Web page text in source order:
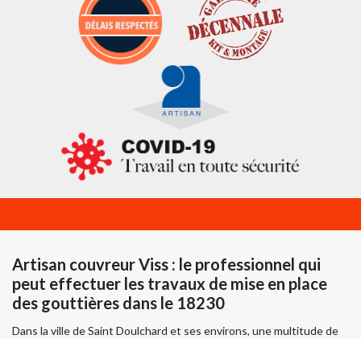
Artisan couvreur Viss : le professionnel qui
peut effectuer les travaux de mise en place
des gouttières dans le 18230
Dans la ville de Saint Doulchard et ses environs, une multitude de